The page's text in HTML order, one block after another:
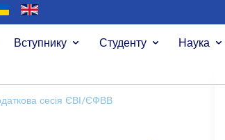
Вступнику Студенту Наука
сесія ЄВІ/ЄФВВ